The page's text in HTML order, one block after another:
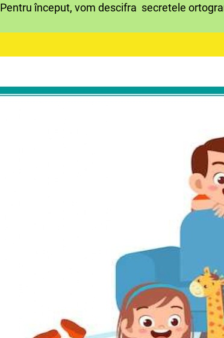
Pentru început, vom descifra secretele